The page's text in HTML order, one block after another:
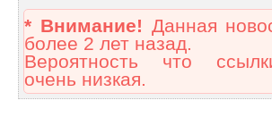
* Внимание! Данная
более 2 лет назад.
Вероятность что
очень низкая.